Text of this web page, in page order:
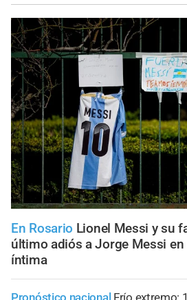
En Rosario Lionel Messi y su
último adiós a Jorge Messi
íntima
Pronóstico nacional Frío extremo: